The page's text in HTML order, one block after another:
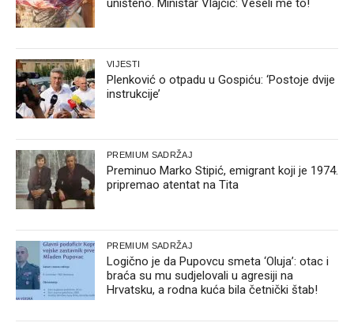
uništeno. Ministar Vlajčić: Veseli me to!
VIJESTI
Plenković o otpadu u Gospiću: ‘Postoje dvije
instrukcije’
PREMIUM SADRŽAJ
Preminuo Marko Stipić, emigrant koji je 1974.
pripremao atentat na Tita
PREMIUM SADRŽAJ
Logično je da Pupovcu smeta ‘Oluja’: otac i
braća su mu sudjelovali u agresiji na
Hrvatsku, a rodna kuća bila četnički štab!